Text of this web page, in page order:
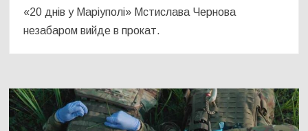
«20 днів у Маріуполі» Мстислава Чернова
незабаром вийде в прокат.